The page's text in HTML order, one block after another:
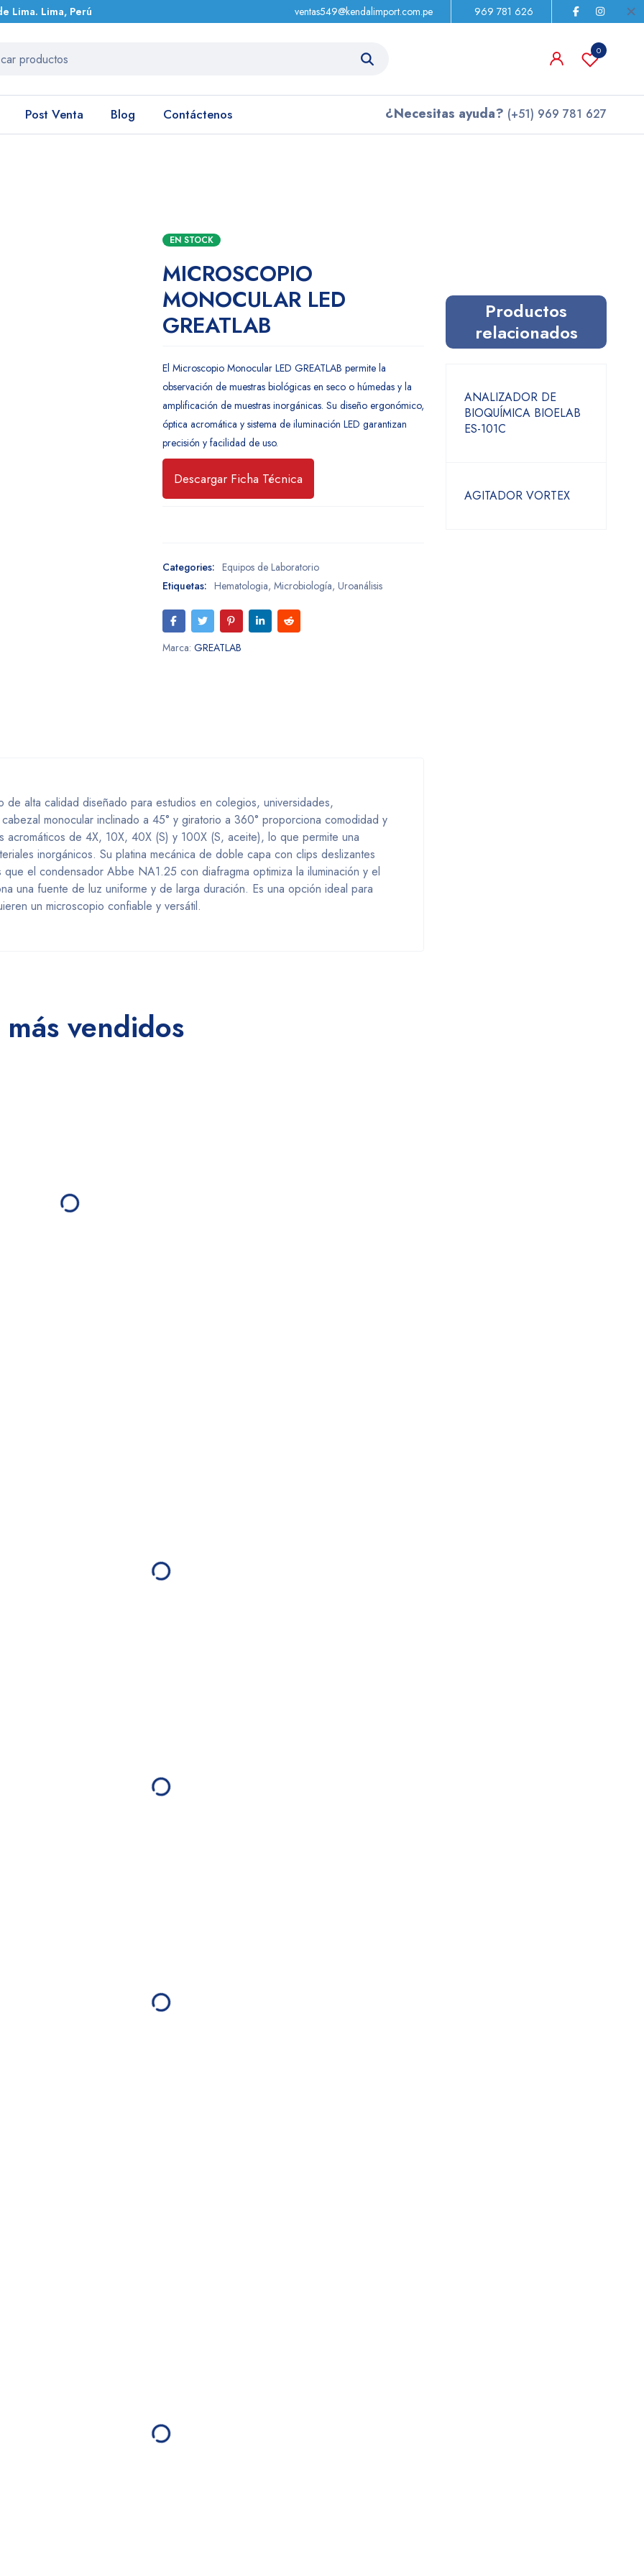
Lima. Lima, Perú ventas549@kendalimport.com.pe 969 781 626
0
Post Venta Blog Contáctenos ¿Necesitas ayuda? (+51) 969 781 627
EN STOCK
MICROSCOPIO
MONOCULAR LED
GREATLAB
El Microscopio Monocular LED GREATLAB permite la
observación de muestras biológicas en seco o húmedas y la
amplificación de muestras inorgánicas. Su diseño ergonómico,
óptica acromática y sistema de iluminación LED garantizan
precisión y facilidad de uso.
Descargar Ficha Técnica
Categories: Equipos de Laboratorio
Etiquetas: Hematologia, Microbiología, Uroanálisis
Marca: GREATLAB
alta calidad diseñado para estudios en colegios, universidades,
monocular inclinado a 45° y giratorio a 360° proporciona comodidad y
de 4X, 10X, 40X (S) y 100X (S, aceite), lo que permite una
inorgánicos. Su platina mecánica de doble capa con clips deslizantes
el condensador Abbe NA1.25 con diafragma optimiza la iluminación y el
una fuente de luz uniforme y de larga duración. Es una opción ideal para
un microscopio confiable y versátil.
más vendidos
Productos
relacionados
ANALIZADOR DE
BIOQUÍMICA BIOELAB
ES-101C
AGITADOR VORTEX